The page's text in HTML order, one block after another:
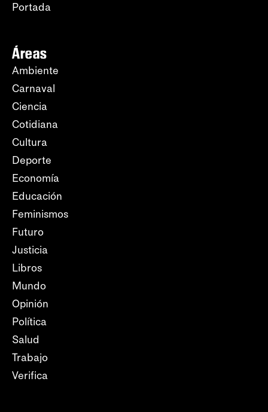
Portada
Áreas
Ambiente
Carnaval
Ciencia
Cotidiana
Cultura
Deporte
Economía
Educación
Feminismos
Futuro
Justicia
Libros
Mundo
Opinión
Política
Salud
Trabajo
Verifica